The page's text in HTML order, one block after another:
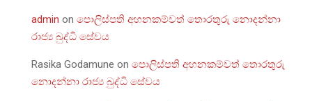
admin on පොලිස්පති අහනකම්වත් තොරතුරු නොදන්නා
රාජ්‍ය බුද්ධි සේවය
Rasika Godamune on පොලිස්පති අහනකම්වත් තොරතුරු
නොදන්නා රාජ්‍ය බුද්ධි සේවය